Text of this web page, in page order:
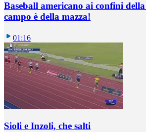
Baseball americano ai confini
campo è della mazza!
01:16
Sioli e Inzoli, che salti